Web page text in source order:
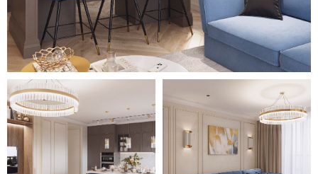
синего удачно вписались в
дизайн кухни-гостиной, для
спальни выбраны тёплые
оттенки бежевого и мятного, а
также флористическое
оформление для создания
романтичной и умиротворенной
обстановки.